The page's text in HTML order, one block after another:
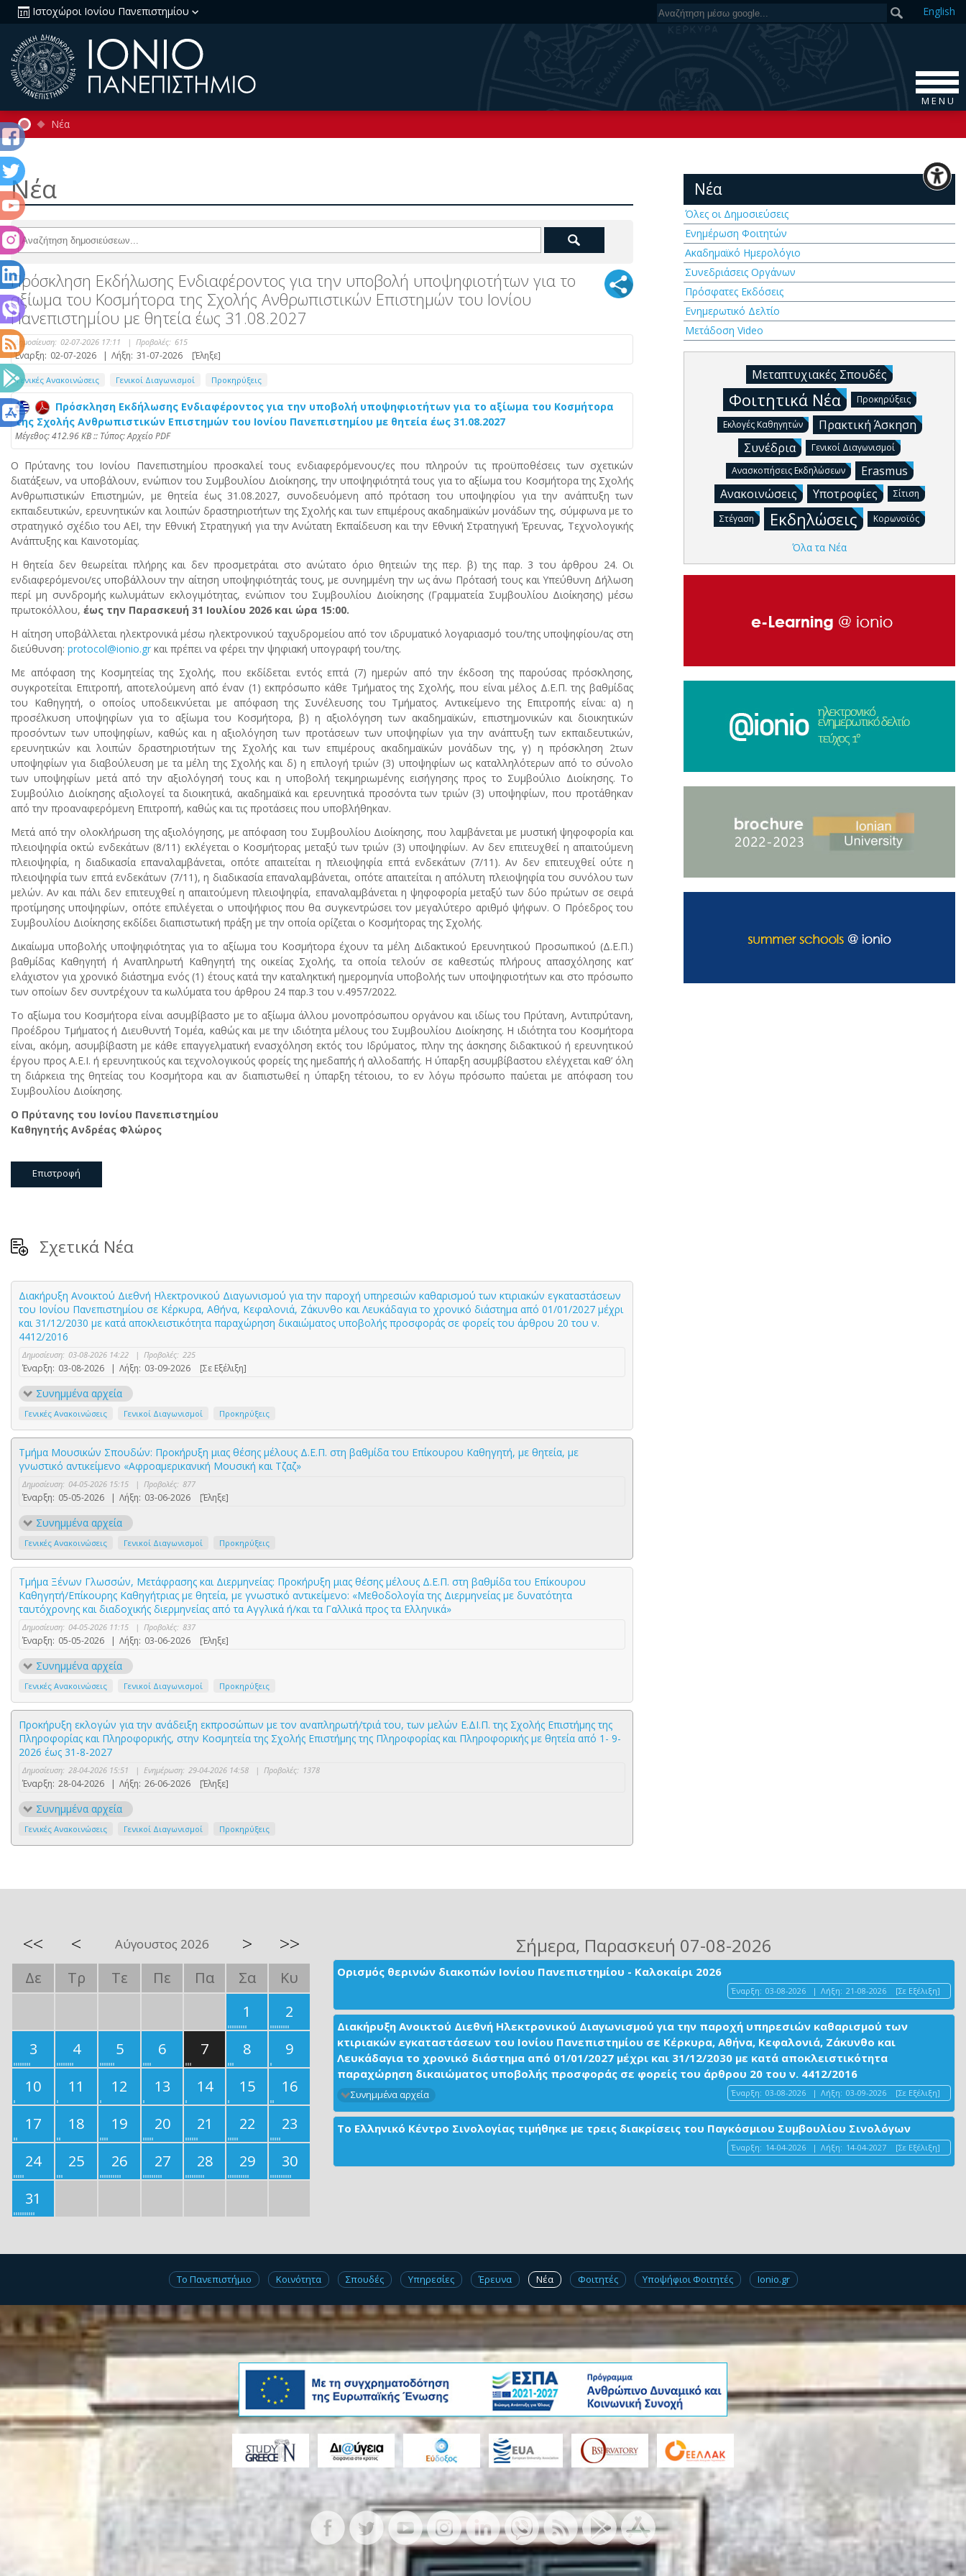
Ιστοχώροι Ιονίου Πανεπιστημίου English
M E N U
Νέα
Νέα
Πρόσκληση Εκδήλωσης Ενδιαφέροντος για την υποβολή υποψηφιοτήτων για το
αξίωμα του Κοσμήτορα της Σχολής Ανθρωπιστικών Επιστημών του Ιονίου
Πανεπιστημίου με θητεία έως 31.08.2027
Δημοσίευση: 02-07-2026 17:11 | Προβολές: 615
Έναρξη: 02-07-2026 | Λήξη: 31-07-2026 [Έληξε]
Γενικές Ανακοινώσεις Γενικοί Διαγωνισμοί Προκηρύξεις
Πρόσκληση Εκδήλωσης Ενδιαφέροντος για την υποβολή υποψηφιοτήτων για το αξίωμα του Κοσμήτορα
της Σχολής Ανθρωπιστικών Επιστημών του Ιονίου Πανεπιστημίου με θητεία έως 31.08.2027
Mέγεθος: 412.96 KB :: Τύπος: Αρχείο PDF
Ο Πρύτανης του Ιονίου Πανεπιστημίου προσκαλεί τους ενδιαφερόμενους/ες που πληρούν τις προϋποθέσεις των σχετικών
διατάξεων, να υποβάλουν, ενώπιον του Συμβουλίου Διοίκησης, την υποψηφιότητά τους για το αξίωμα του Κοσμήτορα της Σχολής
Ανθρωπιστικών Επιστημών, με θητεία έως 31.08.2027, συνοδευόμενη από πρόταση του υποψηφίου για την ανάπτυξη των
εκπαιδευτικών, ερευνητικών και λοιπών δραστηριοτήτων της Σχολής και των επιμέρους ακαδημαϊκών μονάδων της, σύμφωνα με το
στρατηγικό σχέδιο του ΑΕΙ, την Εθνική Στρατηγική για την Ανώτατη Εκπαίδευση και την Εθνική Στρατηγική Έρευνας, Τεχνολογικής
Ανάπτυξης και Καινοτομίας.
Η θητεία δεν θεωρείται πλήρης και δεν προσμετράται στο ανώτατο όριο θητειών της περ. β) της παρ. 3 του άρθρου 24. Οι
ενδιαφερόμενοι/ες υποβάλλουν την αίτηση υποψηφιότητάς τους, με συνημμένη την ως άνω Πρότασή τους και Υπεύθυνη Δήλωση
περί μη συνδρομής κωλυμάτων εκλογιμότητας, ενώπιον του Συμβουλίου Διοίκησης (Γραμματεία Συμβουλίου Διοίκησης) μέσω
πρωτοκόλλου, έως την Παρασκευή 31 Ιουλίου 2026 και ώρα 15:00.
Η αίτηση υποβάλλεται ηλεκτρονικά μέσω ηλεκτρονικού ταχυδρομείου από τον ιδρυματικό λογαριασμό του/της υποψηφίου/ας στη
διεύθυνση: protocol@ionio.gr και πρέπει να φέρει την ψηφιακή υπογραφή του/της.
Με απόφαση της Κοσμητείας της Σχολής, που εκδίδεται εντός επτά (7) ημερών από την έκδοση της παρούσας πρόσκλησης,
συγκροτείται Επιτροπή, αποτελούμενη από έναν (1) εκπρόσωπο κάθε Τμήματος της Σχολής, που είναι μέλος Δ.Ε.Π. της βαθμίδας
του Καθηγητή, ο οποίος υποδεικνύεται με απόφαση της Συνέλευσης του Τμήματος. Αντικείμενο της Επιτροπής είναι: α) η
προσέλκυση υποψηφίων για το αξίωμα του Κοσμήτορα, β) η αξιολόγηση των ακαδημαϊκών, επιστημονικών και διοικητικών
προσόντων των υποψηφίων, καθώς και η αξιολόγηση των προτάσεων των υποψηφίων για την ανάπτυξη των εκπαιδευτικών,
ερευνητικών και λοιπών δραστηριοτήτων της Σχολής και των επιμέρους ακαδημαϊκών μονάδων της, γ) η πρόσκληση 2των
υποψηφίων για διαβούλευση με τα μέλη της Σχολής και δ) η επιλογή τριών (3) υποψηφίων ως καταλληλότερων από το σύνολο
των υποψηφίων μετά από την αξιολόγησή τους και η υποβολή τεκμηριωμένης εισήγησης προς το Συμβούλιο Διοίκησης. Το
Συμβούλιο Διοίκησης αξιολογεί τα διοικητικά, ακαδημαϊκά και ερευνητικά προσόντα των τριών (3) υποψηφίων, που προτάθηκαν
από την προαναφερόμενη Επιτροπή, καθώς και τις προτάσεις που υποβλήθηκαν.
Μετά από την ολοκλήρωση της αξιολόγησης, με απόφαση του Συμβουλίου Διοίκησης, που λαμβάνεται με μυστική ψηφοφορία και
πλειοψηφία οκτώ ενδεκάτων (8/11) εκλέγεται ο Κοσμήτορας μεταξύ των τριών (3) υποψηφίων. Αν δεν επιτευχθεί η απαιτούμενη
πλειοψηφία, η διαδικασία επαναλαμβάνεται, οπότε απαιτείται η πλειοψηφία επτά ενδεκάτων (7/11). Αν δεν επιτευχθεί ούτε η
πλειοψηφία των επτά ενδεκάτων (7/11), η διαδικασία επαναλαμβάνεται, οπότε απαιτείται η απόλυτη πλειοψηφία του συνόλου των
μελών. Αν και πάλι δεν επιτευχθεί η απαιτούμενη πλειοψηφία, επαναλαμβάνεται η ψηφοφορία μεταξύ των δύο πρώτων σε σειρά
προτίμησης υποψηφίων, οπότε επιλέγεται ο υποψήφιος που θα συγκεντρώσει τον μεγαλύτερο αριθμό ψήφων. Ο Πρόεδρος του
Συμβουλίου Διοίκησης εκδίδει διαπιστωτική πράξη με την οποία ορίζεται ο Κοσμήτορας της Σχολής.
Δικαίωμα υποβολής υποψηφιότητας για το αξίωμα του Κοσμήτορα έχουν τα μέλη Διδακτικού Ερευνητικού Προσωπικού (Δ.Ε.Π.)
βαθμίδας Καθηγητή ή Αναπληρωτή Καθηγητή της οικείας Σχολής, τα οποία τελούν σε καθεστώς πλήρους απασχόλησης κατ’
ελάχιστον για χρονικό διάστημα ενός (1) έτους κατά την καταληκτική ημερομηνία υποβολής των υποψηφιοτήτων και στο πρόσωπο
των οποίων δεν συντρέχουν τα κωλύματα του άρθρου 24 παρ.3 του ν.4957/2022.
Το αξίωμα του Κοσμήτορα είναι ασυμβίβαστο με το αξίωμα άλλου μονοπρόσωπου οργάνου και ιδίως του Πρύτανη, Αντιπρύτανη,
Προέδρου Τμήματος ή Διευθυντή Τομέα, καθώς και με την ιδιότητα μέλους του Συμβουλίου Διοίκησης. Η ιδιότητα του Κοσμήτορα
είναι, ακόμη, ασυμβίβαστη με κάθε επαγγελματική ενασχόληση εκτός του Ιδρύματος, πλην της άσκησης διδακτικού ή ερευνητικού
έργου προς Α.Ε.Ι. ή ερευνητικούς και τεχνολογικούς φορείς της ημεδαπής ή αλλοδαπής. Η ύπαρξη ασυμβίβαστου ελέγχεται καθ’ όλη
τη διάρκεια της θητείας του Κοσμήτορα και αν διαπιστωθεί η ύπαρξη τέτοιου, το εν λόγω πρόσωπο παύεται με απόφαση του
Συμβουλίου Διοίκησης.
Ο Πρύτανης του Ιονίου Πανεπιστημίου
Καθηγητής Ανδρέας Φλώρος
Επιστροφή
Σχετικά Νέα
Διακήρυξη Ανοικτού Διεθνή Ηλεκτρονικού Διαγωνισμού για την παροχή υπηρεσιών καθαρισμού των κτιριακών εγκαταστάσεων
του Ιονίου Πανεπιστημίου σε Κέρκυρα, Αθήνα, Κεφαλονιά, Ζάκυνθο και Λευκάδαγια το χρονικό διάστημα από 01/01/2027 μέχρι
και 31/12/2030 με κατά αποκλειστικότητα παραχώρηση δικαιώματος υποβολής προσφοράς σε φορείς του άρθρου 20 του ν.
4412/2016
Δημοσίευση: 03-08-2026 14:22 | Προβολές: 225
Έναρξη: 03-08-2026 | Λήξη: 03-09-2026 [Σε Εξέλιξη]
Συνημμένα αρχεία
Γενικές Ανακοινώσεις Γενικοί Διαγωνισμοί Προκηρύξεις
Τμήμα Μουσικών Σπουδών: Προκήρυξη μιας θέσης μέλους Δ.Ε.Π. στη βαθμίδα του Επίκουρου Καθηγητή, με θητεία, με
γνωστικό αντικείμενο «Αφροαμερικανική Μουσική και Τζαζ»
Δημοσίευση: 04-05-2026 15:15 | Προβολές: 877
Έναρξη: 05-05-2026 | Λήξη: 03-06-2026 [Έληξε]
Συνημμένα αρχεία
Γενικές Ανακοινώσεις Γενικοί Διαγωνισμοί Προκηρύξεις
Τμήμα Ξένων Γλωσσών, Μετάφρασης και Διερμηνείας: Προκήρυξη μιας θέσης μέλους Δ.Ε.Π. στη βαθμίδα του Επίκουρου
Καθηγητή/Επίκουρης Καθηγήτριας με θητεία, με γνωστικό αντικείμενο: «Μεθοδολογία της Διερμηνείας με δυνατότητα
ταυτόχρονης και διαδοχικής διερμηνείας από τα Αγγλικά ή/και τα Γαλλικά προς τα Ελληνικά»
Δημοσίευση: 04-05-2026 11:15 | Προβολές: 837
Έναρξη: 05-05-2026 | Λήξη: 03-06-2026 [Έληξε]
Συνημμένα αρχεία
Γενικές Ανακοινώσεις Γενικοί Διαγωνισμοί Προκηρύξεις
Προκήρυξη εκλογών για την ανάδειξη εκπροσώπων με τον αναπληρωτή/τριά του, των μελών Ε.ΔΙ.Π. της Σχολής Επιστήμης της
Πληροφορίας και Πληροφορικής, στην Κοσμητεία της Σχολής Επιστήμης της Πληροφορίας και Πληροφορικής με θητεία από 1- 9-
2026 έως 31-8-2027
Δημοσίευση: 28-04-2026 15:51 | Ενημέρωση: 29-04-2026 14:58 | Προβολές: 1378
Έναρξη: 28-04-2026 | Λήξη: 26-06-2026 [Έληξε]
Συνημμένα αρχεία
Γενικές Ανακοινώσεις Γενικοί Διαγωνισμοί Προκηρύξεις
Νέα
Όλες οι Δημοσιεύσεις
Ενημέρωση Φοιτητών
Ακαδημαϊκό Ημερολόγιο
Συνεδριάσεις Οργάνων
Πρόσφατες Εκδόσεις
Ενημερωτικό Δελτίο
Μετάδοση Video
Μεταπτυχιακές Σπουδές
Φοιτητικά Νέα Προκηρύξεις
Εκλογές Καθηγητών
Πρακτική Άσκηση
Συνέδρια
Γενικοί Διαγωνισμοί
Ανασκοπήσεις Εκδηλώσεων
Erasmus
Ανακοινώσεις
Υποτροφίες Σίτιση
Στέγαση Εκδηλώσεις Κορωνοϊός
Όλα τα Νέα
<< < Αύγουστος 2026 > >>
Δε Τρ Τε Πε Πα Σα
Κυ
1
2
3
4 5 6 7 8
9
10
11 12 13 14 15
16
17
18 19 20 21 22
23
24
25 26 27 28 29
30
31
Σήμερα, Παρασκευή 07-08-2026
Ορισμός θερινών διακοπών Ιονίου Πανεπιστημίου - Καλοκαίρι 2026
Έναρξη: 03-08-2026 | Λήξη: 21-08-2026 [Σε Εξέλιξη]
Διακήρυξη Ανοικτού Διεθνή Ηλεκτρονικού Διαγωνισμού για την παροχή υπηρεσιών καθαρισμού των
κτιριακών εγκαταστάσεων του Ιονίου Πανεπιστημίου σε Κέρκυρα, Αθήνα, Κεφαλονιά, Ζάκυνθο και
Λευκάδαγια το χρονικό διάστημα από 01/01/2027 μέχρι και 31/12/2030 με κατά αποκλειστικότητα
παραχώρηση δικαιώματος υποβολής προσφοράς σε φορείς του άρθρου 20 του ν. 4412/2016
Έναρξη: 03-08-2026 | Λήξη: 03-09-2026 [Σε Εξέλιξη]
Συνημμένα αρχεία
Το Ελληνικό Κέντρο Σινολογίας τιμήθηκε με τρεις διακρίσεις του Παγκόσμιου Συμβουλίου Σινολόγων
Έναρξη: 14-04-2026 | Λήξη: 14-04-2027 [Σε Εξέλιξη]
Το Πανεπιστήμιο Κοινότητα Σπουδές Υπηρεσίες Έρευνα Νέα Φοιτητές Υποψήφιοι Φοιτητές Ionio.gr